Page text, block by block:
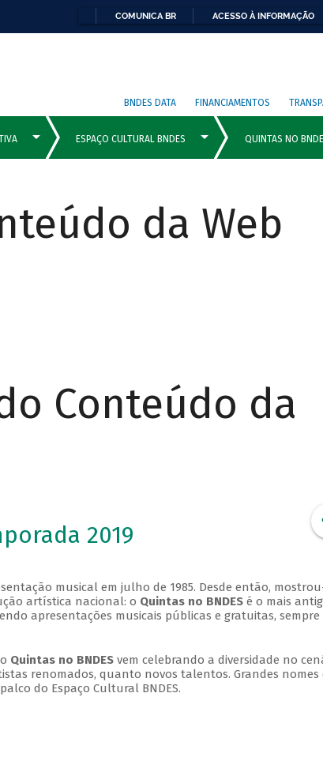
COMUNICA BR ACESSO À INFORMAÇÃO
BNDES DATA FINANCIAMENTOS
da Web
Conteúdo da
2019
musical em julho de 1985. Desde então,
artística nacional: o Quintas no BNDESé o mais
apresentações musicais públicas e gratuitas, sempre
Quintas no BNDESvem celebrando a diversidade no
renomados, quanto novos talentos. Grandes nomes
do Espaço Cultural BNDES.